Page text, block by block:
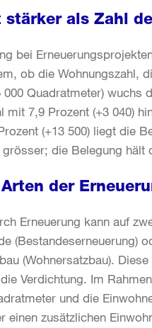
stärker als Zahl
bei
ob die Wohnungszahl,
Quadratmeter) wuchs
mit 7,9 Prozent (+3 040)
(+13 500) liegt die
die Belegung hält
der
Erneuerung kann auf
(Bestandeserneuerung)
(Wohnersatzbau).
Verdichtung. Im
und die
einen zusätzlichen